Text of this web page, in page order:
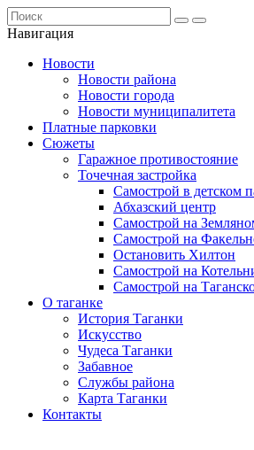
Навигация
Новости
Новости района
Новости города
Новости муниципалитета
Платные парковки
Сюжеты
Гаражное противостояние
Точечная застройка
Самострой в детском
Абхазский центр
Самострой на
Самострой на
Остановить Хилтон
Самострой на
Самострой на
О таганке
История Таганки
Искусство
Чудеса Таганки
Забавное
Службы района
Карта Таганки
Контакты